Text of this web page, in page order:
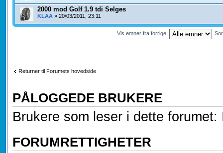
2000 mod Golf 1.9 tdi Selges
KLAA » 20/03/2011, 23:11
Vis emner fra forrige:
Returner til Forumets hovedside
PÅLOGGEDE BRUKERE
Brukere som leser i dette
FORUMRETTIGHETER